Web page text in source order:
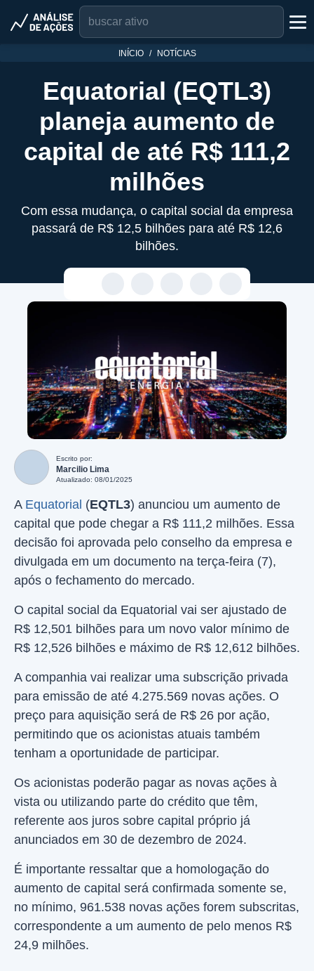
INÍCIO NOTÍCIAS
Equatorial (EQTL3)
planeja aumento de
capital de até R$ 111,2
milhões
Com essa mudança, o capital social da empresa
passará de R$ 12,5 bilhões para até R$ 12,6
bilhões.
Escrito por:
Marcilio Lima
Atualizado: 08/01/2025
A Equatorial (EQTL3) anunciou um aumento de
capital que pode chegar a R$ 111,2 milhões. Essa
decisão foi aprovada pelo conselho da empresa e
divulgada em um documento na terça-feira (7),
após o fechamento do mercado.
O capital social da Equatorial vai ser ajustado de
R$ 12,501 bilhões para um novo valor mínimo de
R$ 12,526 bilhões e máximo de R$ 12,612 bilhões.
A companhia vai realizar uma subscrição privada
para emissão de até 4.275.569 novas ações. O
preço para aquisição será de R$ 26 por ação,
permitindo que os acionistas atuais também
tenham a oportunidade de participar.
Os acionistas poderão pagar as novas ações à
vista ou utilizando parte do crédito que têm,
referente aos juros sobre capital próprio já
anunciados em 30 de dezembro de 2024.
É importante ressaltar que a homologação do
aumento de capital será confirmada somente se,
no mínimo, 961.538 novas ações forem subscritas,
correspondente a um aumento de pelo menos R$
24,9 milhões.